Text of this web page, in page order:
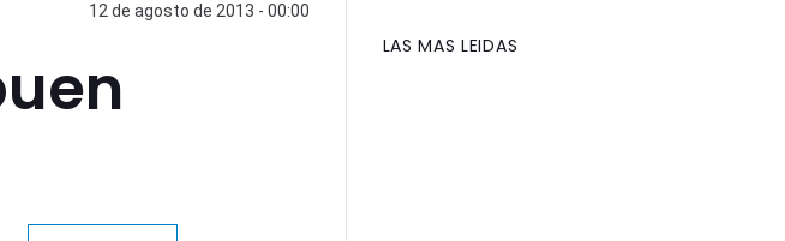
12 de agosto de 2013 - 00:00
LAS MAS LEIDAS